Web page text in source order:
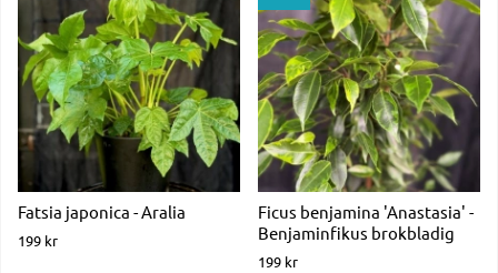
Fatsia japonica - Aralia
199 kr
Ficus benjamina 'Anastasia' -
Benjaminfikus brokbladig
199 kr